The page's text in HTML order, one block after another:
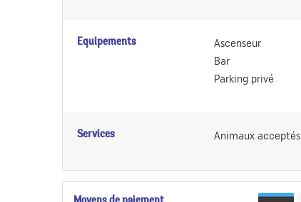
Equipements
Ascenseur
Bar
Parking privé
Services Animaux acceptés